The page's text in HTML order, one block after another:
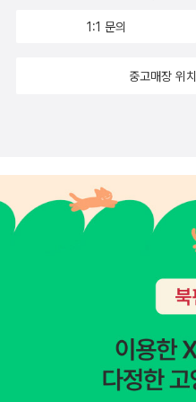
석고를 뜨면서 주먹을 펴지 않
거부한다. 그는 당황한다. 뭐
다. 껍데기로 살아가지 않아도
서, 심연의 껍데기 위에서 우
다. 때로 증오하고 분노하며 사
곡예이며. 우리는 다만 병들어
채.] P.313껍데기가 진실같아
뿐이다. 진실은 내면에, 자신
나의 껍데기만을 아는 사람들
는 나의 내면을 꺼내 보여줄
바르샤바의 많은 이들이 총살
은 자들을 위함이라는 것을 깨
는 큰 범주에 사용할 ‘재건’이
인 의미를 전달한다. 자신의 재
도! 그녀 자신 안에 있는 상처
있음을 연고를 바르고 붕대로
들을 떠올리며, 그녀가 할 일
게- 자신의 것을 포함해-초를 밝힐 것.(『
흰쌀밥을 지어, 그 앞에 기도
폭로된다. ‘너를 위해서’라는
나 많은 가해를 하는가? 영혜와 언니는 아버지의 폭력에 저항할
의 흉터를 남겼다. 여전히 그
타고 집을 향하던 길에 저녁
보던 영혜를 떠올린다.(192p)
그때도 지금도 자신 역시 고통
로 활활 타오르는 도로변의 나
가 바라보던 풍경이었을 것이
다고 한다. 나는 얼마나 많은
던가, 요구 받은 정의를 얼마나
리 안에는 원래부터 폭력이 내
까 하는 생각을 했다. -271쪽
이퍼를 쓴 적이 있었다. 여성
학상 수상이라니, 너무 좋다.
이런게 너무 좋음. 한국 작가
그게 한강임 ㅋㅋㅋㅋㅋㅋㅋ
이 고은이 상탈거라고 생각했
발라버림!! 어제 친구들과 막
와도 '아니 이거 왜케 기쁘지?'
이라는 점이 넘나 좋음. ㅋㅋ
ㅋㅋㅋㅋㅋㅋㅋㅋ한강 작가인
1:1 문의
중고매장 위